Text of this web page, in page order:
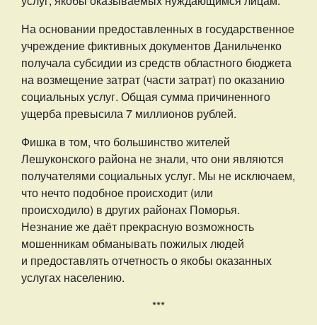
На основании предоставленных в государственное
учреждение фиктивных документов Данильченко
получала субсидии из средств областного бюджета
на возмещение затрат (части затрат) по оказанию
социальных услуг. Общая сумма причиненного
ущерба превысила 7 миллионов рублей.
Фишка в том, что большинство жителей
Лешуконского района не знали, что они являются
получателями социальных услуг. Мы не исключаем,
что нечто подобное происходит (или
происходило) в других районах Поморья.
Незнание же даёт прекрасную возможность
мошенникам обманывать пожилых людей
и предоставлять отчетность о якобы оказанных
услугах населению.
***